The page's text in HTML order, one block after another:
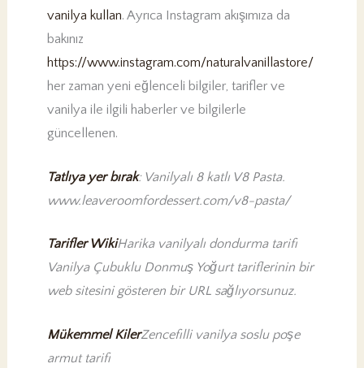
vanilya kullan. Ayrıca Instagram akışımıza da
bakınız
https://www.instagram.com/naturalvanillastore/
her zaman yeni eğlenceli bilgiler, tarifler ve
vanilya ile ilgili haberler ve bilgilerle
güncellenen.
Tatlıya yer bırak: Vanilyalı 8 katlı V8 Pasta.
www.leaveroomfordessert.com/v8-pasta/
Tarifler WikiHarika vanilyalı dondurma tarifi
Vanilya Çubuklu Donmuş Yoğurt tariflerinin bir
web sitesini gösteren bir URL sağlıyorsunuz.
Mükemmel KilerZencefilli vanilya soslu poşe
armut tarifi